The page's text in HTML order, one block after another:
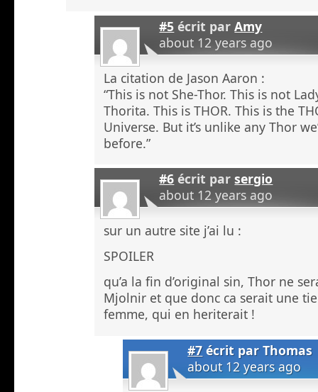
#5 écrit parAmy
about 12 years ago
La citation de Jason Aaron :
“This is not She-Thor. This is not
Thorita. This is THOR. This is the
Universe. But it’s unlike any Thor
before.”
#6 écrit parsergio
about 12 years ago
sur un autre site j’ai lu :
SPOILER
qu’a la fin d’original sin, Thor ne
Mjolnir et que donc ca serait une
femme, qui en heriterait !
#7écrit parThomas
about 12 years ago